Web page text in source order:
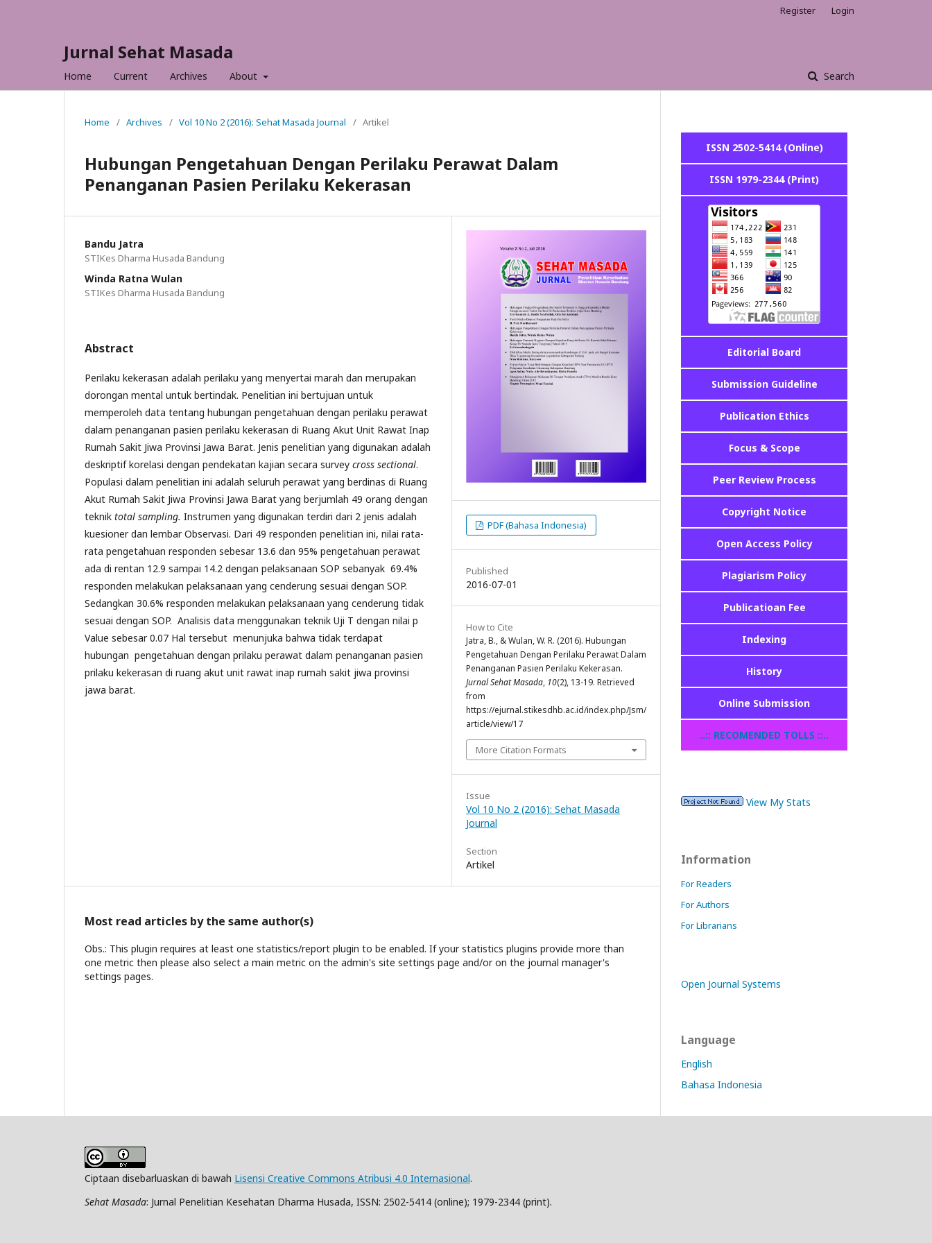
Jurnal Sehat Masada
Home Current Archives About Search
Register Login
Home / Archives / Vol 10 No 2 (2016): Sehat Masada Journal / Artikel
Hubungan Pengetahuan Dengan Perilaku Perawat Dalam
Penanganan Pasien Perilaku Kekerasan
Bandu Jatra
STIKes Dharma Husada Bandung
Winda Ratna Wulan
STIKes Dharma Husada Bandung
Abstract
Perilaku kekerasan adalah perilaku yang menyertai marah dan merupakan
dorongan mental untuk bertindak. Penelitian ini bertujuan untuk
memperoleh data tentang hubungan pengetahuan dengan perilaku perawat
dalam penanganan pasien perilaku kekerasan di Ruang Akut Unit Rawat Inap
Rumah Sakit Jiwa Provinsi Jawa Barat. Jenis penelitian yang digunakan adalah
deskriptif korelasi dengan pendekatan kajian secara survey cross sectional.
Populasi dalam penelitian ini adalah seluruh perawat yang berdinas di Ruang
Akut Rumah Sakit Jiwa Provinsi Jawa Barat yang berjumlah 49 orang dengan
teknik total sampling. Instrumen yang digunakan terdiri dari 2 jenis adalah
kuesioner dan lembar Observasi. Dari 49 responden penelitian ini, nilai rata-
rata pengetahuan responden sebesar 13.6 dan 95% pengetahuan perawat
ada di rentan 12.9 sampai 14.2 dengan pelaksanaan SOP sebanyak 69.4%
responden melakukan pelaksanaan yang cenderung sesuai dengan SOP.
Sedangkan 30.6% responden melakukan pelaksanaan yang cenderung tidak
sesuai dengan SOP. Analisis data menggunakan teknik Uji T dengan nilai p
Value sebesar 0.07 Hal tersebut menunjuka bahwa tidak terdapat
hubungan pengetahuan dengan prilaku perawat dalam penanganan pasien
prilaku kekerasan di ruang akut unit rawat inap rumah sakit jiwa provinsi
jawa barat.
PDF (Bahasa Indonesia)
Published
2016-07-01
How to Cite
Jatra, B., & Wulan, W. R. (2016). Hubungan
Pengetahuan Dengan Perilaku Perawat Dalam
Penanganan Pasien Perilaku Kekerasan.
Jurnal Sehat Masada, 10(2), 13-19. Retrieved
from
https://ejurnal.stikesdhb.ac.id/index.php/Jsm/
article/view/17
More Citation Formats
Issue
Vol 10 No 2 (2016): Sehat Masada
Journal
Section
Artikel
Most read articles by the same author(s)
Obs.: This plugin requires at least one statistics/report plugin to be enabled. If your statistics plugins provide more than
one metric then please also select a main metric on the admin's site settings page and/or on the journal manager's
settings pages.
ISSN 2502-5414 (Online)
ISSN 1979-2344 (Print)
Editorial Board
Submission Guideline
Publication Ethics
Focus & Scope
Peer Review Process
Copyright Notice
Open Access Policy
Plagiarism Policy
Publicatioan Fee
Indexing
History
Online Submission
..:: RECOMENDED TOLLS ::..
View My Stats
Information
For Readers
For Authors
For Librarians
Open Journal Systems
Language
English
Bahasa Indonesia
Ciptaan disebarluaskan di bawah Lisensi Creative Commons Atribusi 4.0 Internasional.
Sehat Masada: Jurnal Penelitian Kesehatan Dharma Husada, ISSN: 2502-5414 (online); 1979-2344 (print).